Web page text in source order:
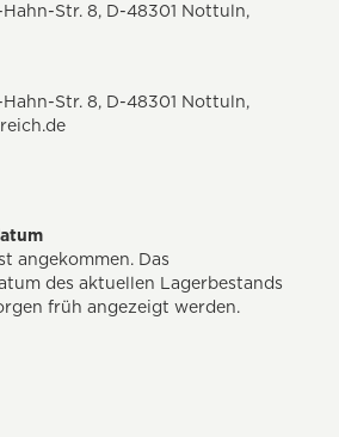
Str. 8, D-48301 Nottuln,
Str. 8, D-48301 Nottuln,
angekommen. Das
des aktuellen Lagerbestands
früh angezeigt werden.